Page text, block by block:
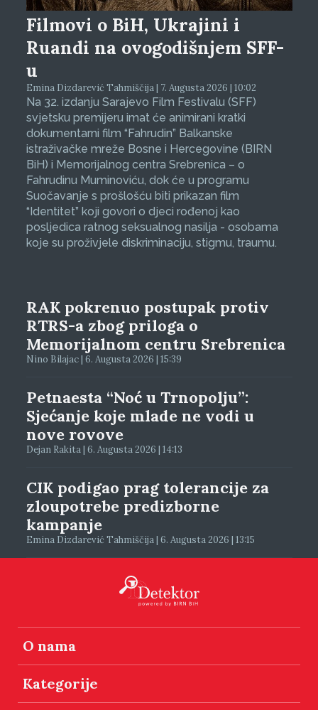
Filmovi o BiH, Ukrajini i
Ruandi na ovogodišnjem SFF-
u
Emina Dizdarević Tahmiščija | 7. Augusta 2026 | 10:02
Na 32. izdanju Sarajevo Film Festivalu (SFF)
svjetsku premijeru imat će animirani kratki
dokumentarni film “Fahrudin” Balkanske
istraživačke mreže Bosne i Hercegovine (BIRN
BiH) i Memorijalnog centra Srebrenica – o
Fahrudinu Muminoviću, dok će u programu
Suočavanje s prošlošću biti prikazan film
“Identitet” koji govori o djeci rođenoj kao
posljedica ratnog seksualnog nasilja - osobama
koje su proživjele diskriminaciju, stigmu, traumu.
RAK pokrenuo postupak protiv
RTRS-a zbog priloga o
Memorijalnom centru Srebrenica
Nino Bilajac | 6. Augusta 2026 | 15:39
Petnaesta “Noć u Trnopolju”:
Sjećanje koje mlade ne vodi u
nove rovove
Dejan Rakita | 6. Augusta 2026 | 14:13
CIK podigao prag tolerancije za
zloupotrebe predizborne
kampanje
Emina Dizdarević Tahmiščija | 6. Augusta 2026 | 13:15
O nama
Kategorije